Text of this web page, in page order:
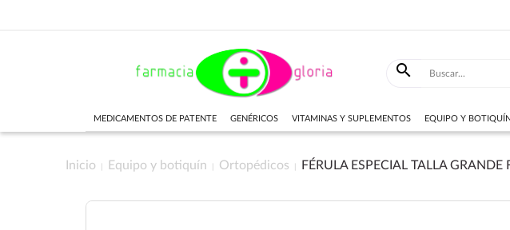

MEDICAMENTOS DE PATENTE GENÉRICOS VITAMINAS Y SUPLEMENTOS EQUIPO Y BOTIQUÍN
Inicio Equipo y botiquín Ortopédicos FÉRULA ESPECIAL TALLA GRANDE